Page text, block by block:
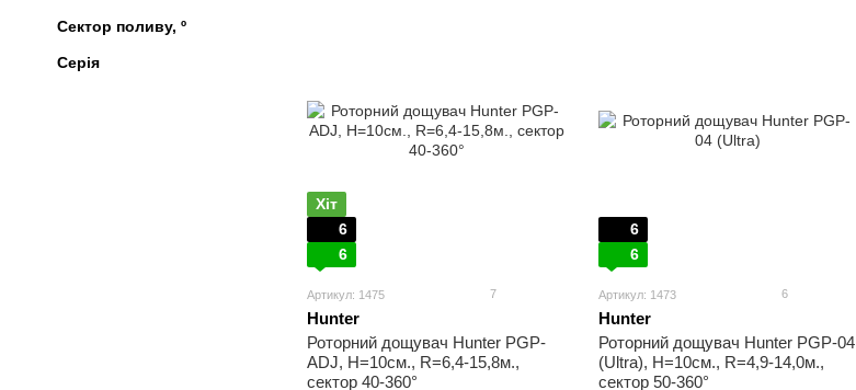
Хіт
6
6
Артикул: 1475 7
Hunter
Роторний дощувач Hunter PGP-
ADJ, H=10см., R=6,4-15,8м.,
сектор 40-360°
6
6
Артикул: 1473 6
Hunter
Роторний дощувач Hunter PGP-04
(Ultra), H=10см., R=4,9-14,0м.,
сектор 50-360°
Сектор поливу, º
Серія